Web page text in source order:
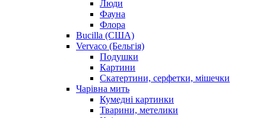
Люди
Фауна
Флора
Bucilla (США)
Vervaco (Бельгія)
Подушки
Картини
Скатертини, серфетки, мішечки
Чарiвна мить
Кумедні картинки
Тварини, метелики